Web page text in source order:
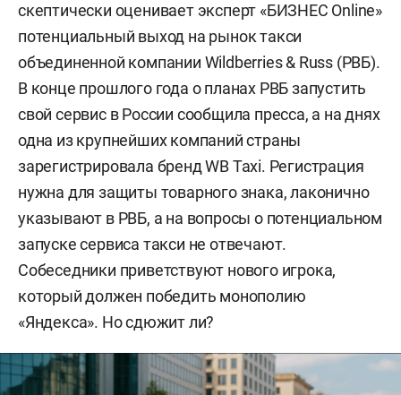
скептически оценивает эксперт «БИЗНЕС Online»
потенциальный выход на рынок такси
объединенной компании Wildberries & Russ (РВБ).
В конце прошлого года о планах РВБ запустить
свой сервис в России сообщила пресса, а на днях
одна из крупнейших компаний страны
зарегистрировала бренд WB Taxi. Регистрация
нужна для защиты товарного знака, лаконично
указывают в РВБ, а на вопросы о потенциальном
запуске сервиса такси не отвечают.
Собеседники приветствуют нового игрока,
который должен победить монополию
«Яндекса». Но сдюжит ли?